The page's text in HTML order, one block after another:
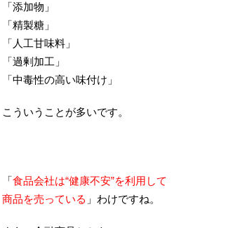
「添加物」
「精製糖」
「人工甘味料」
「過剰加工」
「中毒性の高い味付け」
こういうことが多いです。
「食品会社は“健康不安”を利用して
商品を売っている 」わけですね。